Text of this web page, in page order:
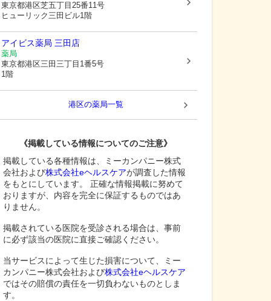
東京都港区芝五丁目25番11号
ヒューリック三田ビル1階
アイビス薬局 三田店
薬局
東京都港区三田三丁目1番5号
1階
港区の薬局一覧
《掲載している情報についてのご注意》
掲載している各種情報は、ミーカンパニー株式
会社および株式会社eヘルスケアが調査した情報
をもとにしています。 正確な情報掲載に努めて
おりますが、内容を完全に保証するものではあ
りません。
掲載されている医院を受診される場合は、事前
に必ず該当の医院に直接ご確認ください。
当サービスによって生じた損害について、ミー
カンパニー株式会社および株式会社eヘルスケア
ではその賠償の責任を一切負わないものとしま
す。